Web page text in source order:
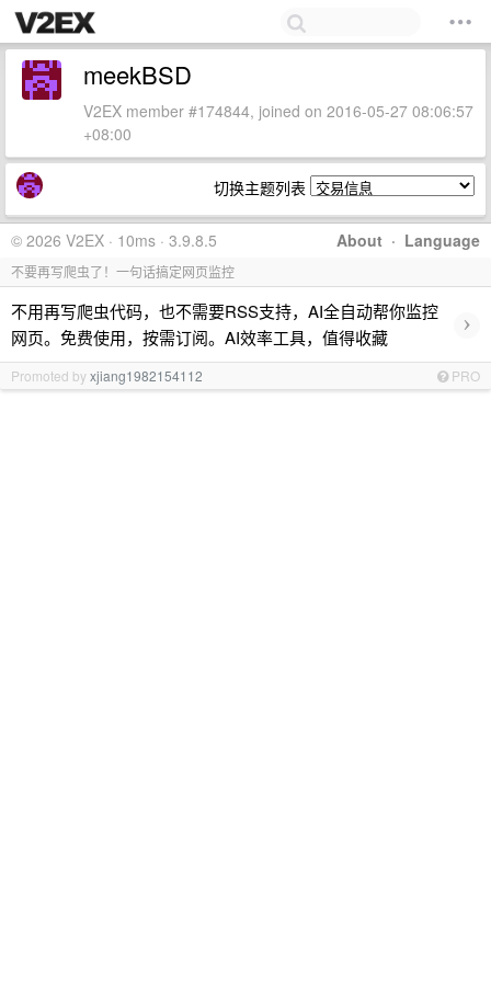
meekBSD
V2EX member #174844, joined on 2016-05-27 08:06:57
+08:00
切换主题列表
About · Language
© 2026 V2EX · 10ms · 3.9.8.5
不要再写爬虫了！一句话搞定网页监控
不用再写爬虫代码，也不需要RSS支持，AI全自动帮你监控
网页。免费使用，按需订阅。AI效率工具，值得收藏
›
Promoted byxjiang1982154112 PRO